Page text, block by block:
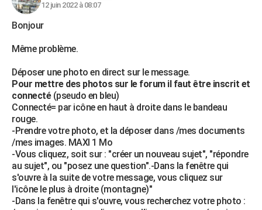
12 juin 2022 à 08:07
Bonjour
Même problème.
Déposer une photo en direct sur le message.
Pour mettre des photos sur le forum il faut être inscrit et
connecté (pseudo en bleu)
Connecté= par icône en haut à droite dans le bandeau
rouge.
-Prendre votre photo, et la déposer dans /mes documents
/mes images. MAXI 1 Mo
-Vous cliquez, soit sur : "créer un nouveau sujet", "répondre
au sujet", ou "posez une question".-Dans la fenêtre qui
s'ouvre à la suite de votre message, vous cliquez sur
l'icône le plus à droite (montagne)"
-Dans la fenêtre qui s'ouvre, vous recherchez votre photo :